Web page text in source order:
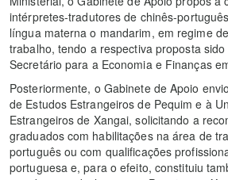
intérpretes-tradutores de chinês-
língua materna o mandarim, em regime
trabalho, tendo a respectiva proposta
Secretário para a Economia e Finanças
Posteriormente, o Gabinete de Apoio
de Estudos Estrangeiros de Pequim e à
Estrangeiros de Xangai, solicitando a
graduados com habilitações na área de
português ou com qualificações
portuguesa e, para o efeito, constituiu